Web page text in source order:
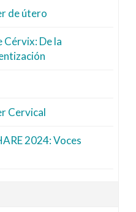
de útero
Cérvix: De la
Cervical
2024: Voces